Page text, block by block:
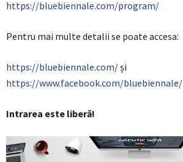
https://bluebiennale.com/program/
Pentru mai multe detalii se poate accesa:
https://bluebiennale.com/și
https://www.facebook.com/bluebiennale/
Intrarea este liberă!